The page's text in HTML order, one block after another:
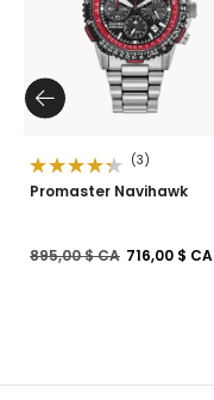
(3)
Promaster Navihawk
Prix réduit de
895,00 $ CAà716,00 $ CA